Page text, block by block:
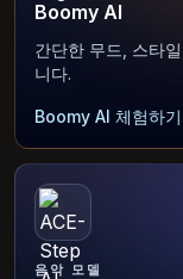
Boomy AI
간단한 무드, 스타
니다.
Boomy AI 체험하기
음악 모델